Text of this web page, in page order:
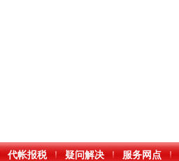
代帐报税 疑问解决 服务网点